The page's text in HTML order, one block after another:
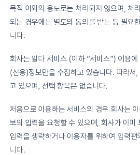
목적 이외의 용도로는 처리되지 않으며, 처
되는 경우에는 별도의 동의를 받는 등 필요
니다.
회사는 알다 서비스 (이하 “서비스”) 이용
(신용)정보만을 수집하고 있습니다. 따라서
고 있으며, 선택 항목은 없습니다.
처음으로 이용하는 서비스의 경우 회사는
보의 입력을 요청할 수 있으며, 회사가 이미
입력을 생략하거나 이용자를 위하여 입력
니다.